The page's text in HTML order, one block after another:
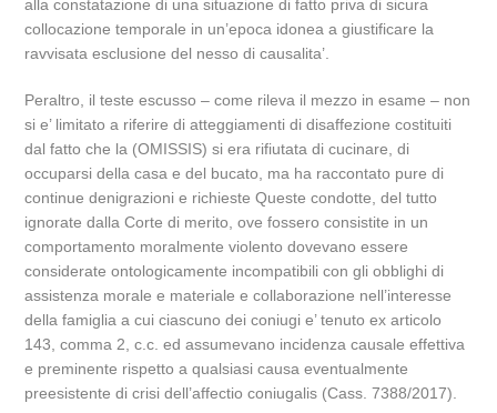
alla constatazione di una situazione di fatto priva di sicura
collocazione temporale in un’epoca idonea a giustificare la
ravvisata esclusione del nesso di causalita’.
Peraltro, il teste escusso – come rileva il mezzo in esame – non
si e’ limitato a riferire di atteggiamenti di disaffezione costituiti
dal fatto che la (OMISSIS) si era rifiutata di cucinare, di
occuparsi della casa e del bucato, ma ha raccontato pure di
continue denigrazioni e richieste Queste condotte, del tutto
ignorate dalla Corte di merito, ove fossero consistite in un
comportamento moralmente violento dovevano essere
considerate ontologicamente incompatibili con gli obblighi di
assistenza morale e materiale e collaborazione nell’interesse
della famiglia a cui ciascuno dei coniugi e’ tenuto ex articolo
143, comma 2, c.c. ed assumevano incidenza causale effettiva
e preminente rispetto a qualsiasi causa eventualmente
preesistente di crisi dell’affectio coniugalis (Cass. 7388/2017).